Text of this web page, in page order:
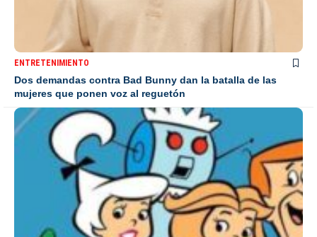
ENTRETENIMIENTO
Dos demandas contra Bad Bunny dan la batalla de las
mujeres que ponen voz al reguetón